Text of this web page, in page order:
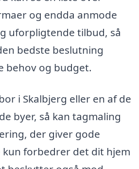
og endda anmode
uforpligtende tilbud, så
bedste beslutning
behov og budget.
i Skalbjerg eller en af de
byer, så kan tagmaling
der giver gode
kun forbedrer det dit hjem